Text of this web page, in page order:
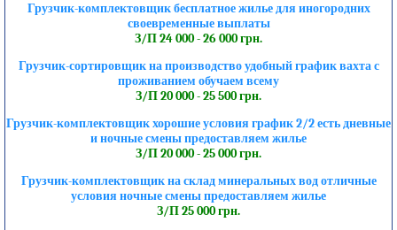
Грузчик-комплектовщик бесплатное жилье для иногородних
своевременные выплаты
З/П 24 000 - 26 000 грн.
Грузчик-сортировщик на производство удобный график вахта с
проживанием обучаем всему
З/П 20 000 - 25 500 грн.
Грузчик-комплектовщик хорошие условия график 2/2 есть дневные
и ночные смены предоставляем жилье
З/П 20 000 - 25 000 грн.
Грузчик-комплектовщик на склад минеральных вод отличные
условия ночные смены предоставляем жилье
З/П 25 000 грн.